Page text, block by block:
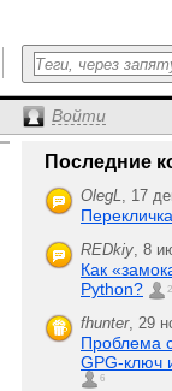
Войти
Последние
OlegL, 17
Перекличка
REDkiy, 8
Как
Python?
2
fhunter, 29
Проблема
GPG-ключ
6